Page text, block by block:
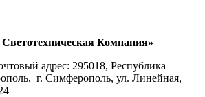
Компания»
адрес: 295018, Республика
г. Симферополь, ул. Линейная,